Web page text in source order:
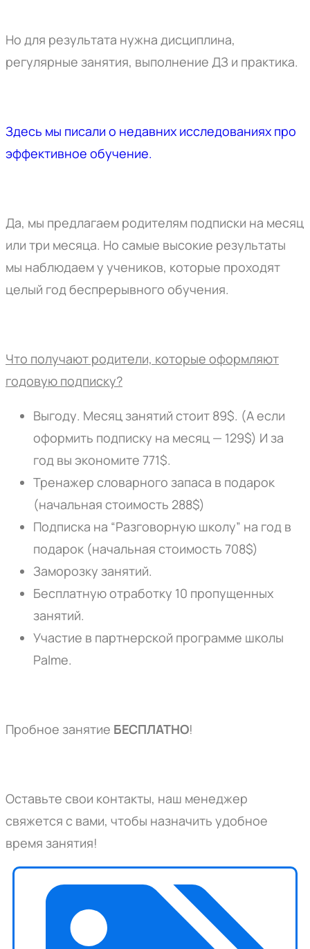
Но для результата нужна дисциплина,
регулярные занятия, выполнение ДЗ и практика.
Здесь мы писали о недавних исследованиях про
эффективное обучение.
Да, мы предлагаем родителям подписки на месяц
или три месяца. Но самые высокие результаты
мы наблюдаем у учеников, которые проходят
целый год беспрерывного обучения.
Что получают родители, которые оформляют
годовую подписку?
Выгоду. Месяц занятий стоит 89$. (А если
оформить подписку на месяц — 129$) И за
год вы экономите 771$.
Тренажер словарного запаса в подарок
(начальная стоимость 288$)
Подписка на “Разговорную школу” на год в
подарок (начальная стоимость 708$)
Заморозку занятий.
Бесплатную отработку 10 пропущенных
занятий.
Участие в партнерской программе школы
Palme.
Пробное занятие БЕСПЛАТНО!
Оставьте свои контакты, наш менеджер
свяжется с вами, чтобы назначить удобное
время занятия!